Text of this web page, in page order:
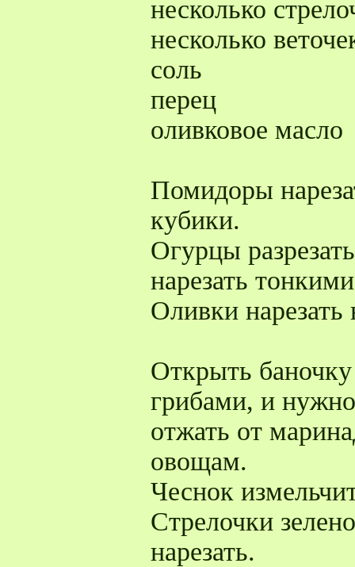
несколько
несколько
соль
перец
оливковое масло
Помидоры
кубики.
Огурцы
нарезать
Оливки
Открыть
грибами, и
отжать от
овощам.
Чеснок
Стрелочки
нарезать.